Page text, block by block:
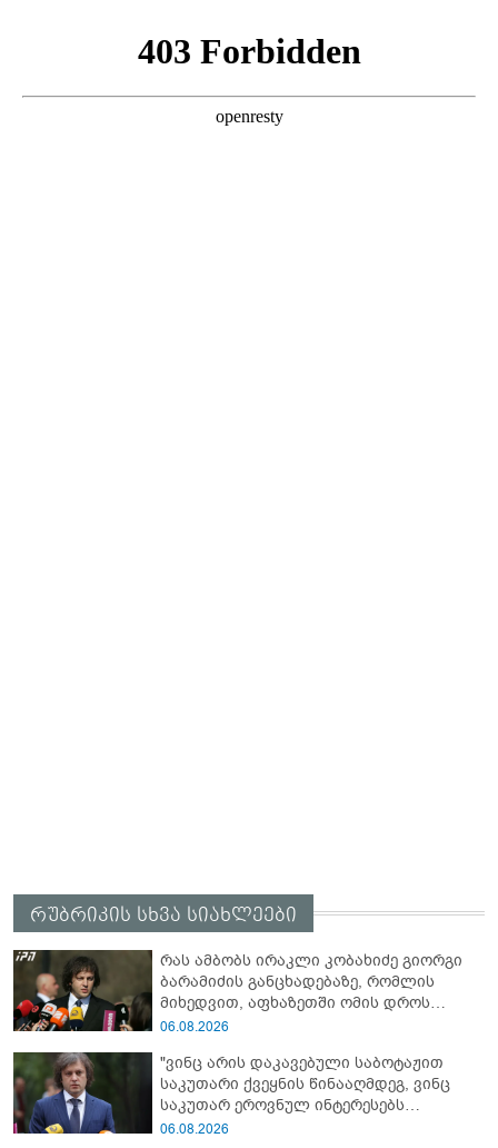
რუბრიკის სხვა სიახლეები
რას ამბობს ირაკლი კობახიძე გიორგი
ბარამიძის განცხადებაზე, რომლის
მიხედვით, აფხაზეთში ომის დროს
„ჩვენებს ტყვეები არ აჰყავდათ"
06.08.2026
"ვინც არის დაკავებული საბოტაჟით
საკუთარი ქვეყნის წინააღმდეგ, ვინც
საკუთარ ეროვნულ ინტერესებს
უპირისპირდება, ყველამ უნდა იცოდეს,
06.08.2026